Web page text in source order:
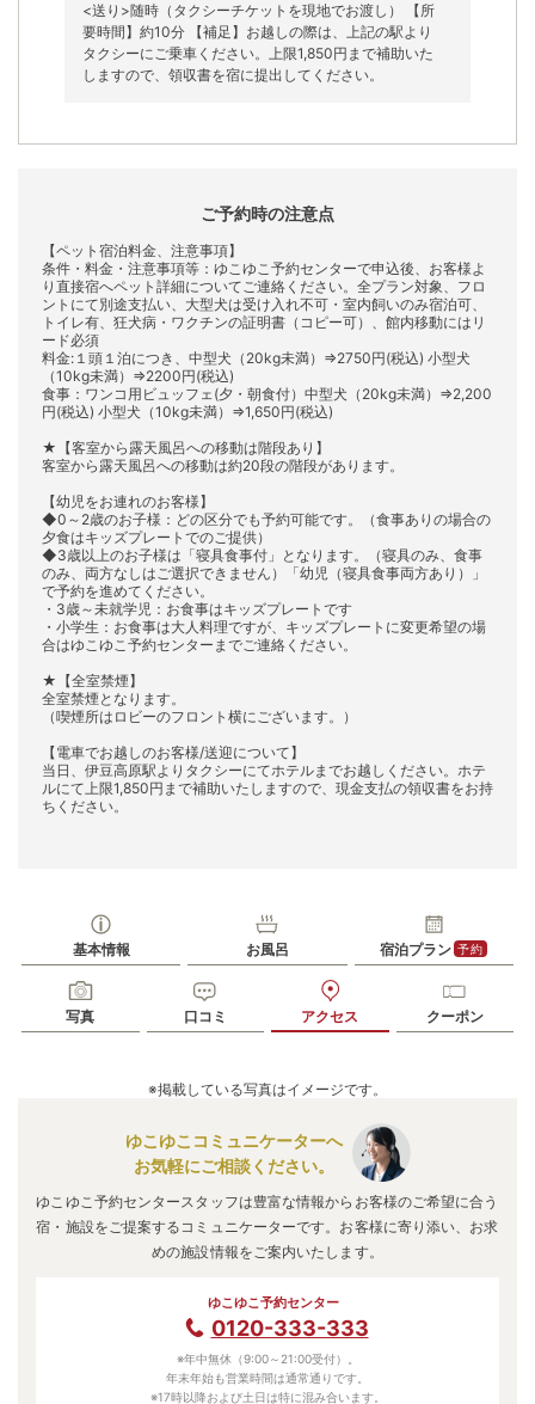
<送り>随時（タクシーチケットを現地でお渡し） 【所
要時間】約10分 【補足】お越しの際は、上記の駅より
タクシーにご乗車ください。上限1,850円まで補助いた
しますので、領収書を宿に提出してください。
ご予約時の注意点
【ペット宿泊料金、注意事項】
条件・料金・注意事項等：ゆこゆこ予約センターで申込後、お客様よ
り直接宿へペット詳細についてご連絡ください。全プラン対象、フロ
ントにて別途支払い、大型犬は受け入れ不可・室内飼いのみ宿泊可、
トイレ有、狂犬病・ワクチンの証明書（コピー可）、館内移動にはリ
ード必須
料金:１頭１泊につき、中型犬（20kg未満）⇒2750円(税込) 小型犬
（10kg未満）⇒2200円(税込)
食事：ワンコ用ビュッフェ(夕・朝食付）中型犬（20kg未満）⇒2,200
円(税込) 小型犬（10kg未満）⇒1,650円(税込)
★【客室から露天風呂への移動は階段あり】
客室から露天風呂への移動は約20段の階段があります。
【幼児をお連れのお客様】
◆0～2歳のお子様：どの区分でも予約可能です。（食事ありの場合の
夕食はキッズプレートでのご提供）
◆3歳以上のお子様は「寝具食事付」となります。（寝具のみ、食事
のみ、両方なしはご選択できません）「幼児（寝具食事両方あり）」
で予約を進めてください。
・3歳～未就学児：お食事はキッズプレートです
・小学生：お食事は大人料理ですが、キッズプレートに変更希望の場
合はゆこゆこ予約センターまでご連絡ください。
★【全室禁煙】
全室禁煙となります。
（喫煙所はロビーのフロント横にございます。）
【電車でお越しのお客様/送迎について】
当日、伊豆高原駅よりタクシーにてホテルまでお越しください。ホテ
ルにて上限1,850円まで補助いたしますので、現金支払の領収書をお持
ちください。
基本情報 お風呂 宿泊プラン 予約
写真 口コミ アクセス クーポン
※掲載している写真はイメージです。
ゆこゆこコミュニケーターへ
お気軽にご相談ください。
ゆこゆこ予約センタースタッフは豊富な情報からお客様のご希望に合う
宿・施設をご提案するコミュニケーターです。お客様に寄り添い、お求
めの施設情報をご案内いたします。
ゆこゆこ予約センター
0120-333-333
※年中無休（9:00～21:00受付）。
年末年始も営業時間は通常通りです。
※17時以降および土日は特に混み合います。